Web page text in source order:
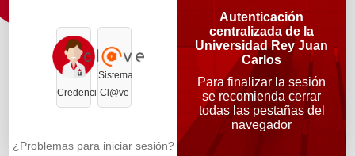
Credenciales
Sistema
Cl@ve
¿Problemas para iniciar sesión?
Autenticación
centralizada de la
Universidad Rey Juan
Carlos
Para finalizar la sesión
se recomienda cerrar
todas las pestañas del
navegador